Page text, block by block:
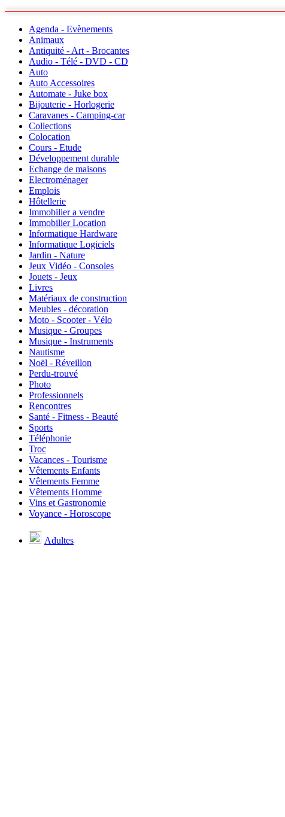
Agenda - Evènements
Animaux
Antiquité - Art - Brocantes
Audio - Télé - DVD - CD
Auto
Auto Accessoires
Automate - Juke box
Bijouterie - Horlogerie
Caravanes - Camping-car
Collections
Colocation
Cours - Etude
Développement durable
Echange de maisons
Electroménager
Emplois
Hôtellerie
Immobilier a vendre
Immobilier Location
Informatique Hardware
Informatique Logiciels
Jardin - Nature
Jeux Vidéo - Consoles
Jouets - Jeux
Livres
Matériaux de construction
Meubles - décoration
Moto - Scooter - Vélo
Musique - Groupes
Musique - Instruments
Nautisme
Noël - Réveillon
Perdu-trouvé
Photo
Professionnels
Rencontres
Santé - Fitness - Beauté
Sports
Téléphonie
Troc
Vacances - Tourisme
Vêtements Enfants
Vêtements Femme
Vêtements Homme
Vins et Gastronomie
Voyance - Horoscope
Adultes